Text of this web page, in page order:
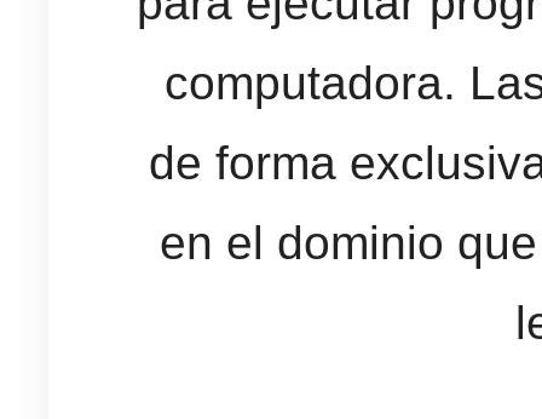
computadora.
de forma
en el dominio